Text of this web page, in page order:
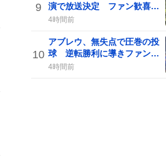
9
演で放送決定 ファン歓喜と
地域放送不安が交錯
4時間前
10
アブレウ、無失点で圧巻の投
球 逆転勝利に導きファンは
「がんばれ！」と歓喜
4時間前